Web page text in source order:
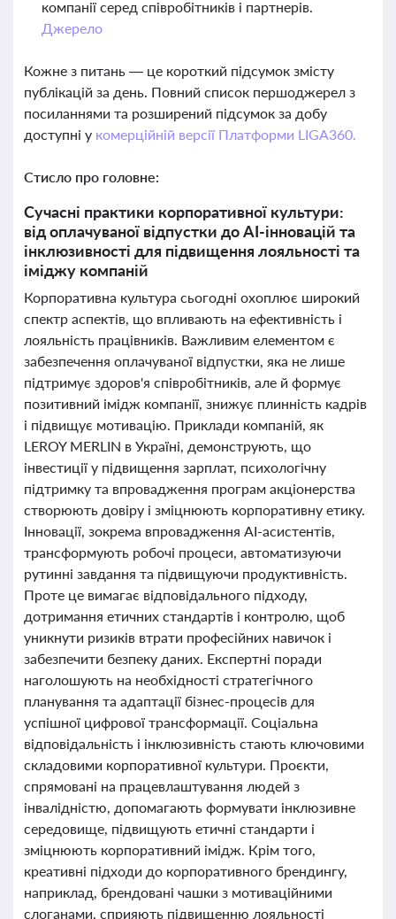
компанії серед співробітників і партнерів.
Джерело
Кожне з питань — це короткий підсумок змісту
публікацій за день. Повний список першоджерел з
посиланнями та розширений підсумок за добу
доступні у комерційній версії Платформи LIGA360.
Стисло про головне:
Сучасні практики корпоративної культури:
від оплачуваної відпустки до AI-інновацій та
інклюзивності для підвищення лояльності та
іміджу компаній
Корпоративна культура сьогодні охоплює широкий
спектр аспектів, що впливають на ефективність і
лояльність працівників. Важливим елементом є
забезпечення оплачуваної відпустки, яка не лише
підтримує здоров'я співробітників, але й формує
позитивний імідж компанії, знижує плинність кадрів
і підвищує мотивацію. Приклади компаній, як
LEROY MERLIN в Україні, демонструють, що
інвестиції у підвищення зарплат, психологічну
підтримку та впровадження програм акціонерства
створюють довіру і зміцнюють корпоративну етику.
Інновації, зокрема впровадження AI-асистентів,
трансформують робочі процеси, автоматизуючи
рутинні завдання та підвищуючи продуктивність.
Проте це вимагає відповідального підходу,
дотримання етичних стандартів і контролю, щоб
уникнути ризиків втрати професійних навичок і
забезпечити безпеку даних. Експертні поради
наголошують на необхідності стратегічного
планування та адаптації бізнес-процесів для
успішної цифрової трансформації. Соціальна
відповідальність і інклюзивність стають ключовими
складовими корпоративної культури. Проєкти,
спрямовані на працевлаштування людей з
інвалідністю, допомагають формувати інклюзивне
середовище, підвищують етичні стандарти і
зміцнюють корпоративний імідж. Крім того,
креативні підходи до корпоративного брендингу,
наприклад, брендовані чашки з мотиваційними
слоганами, сприяють підвищенню лояльності